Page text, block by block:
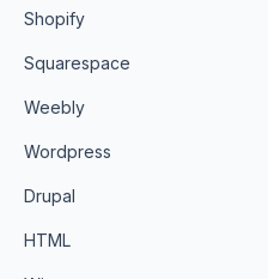
Shopify
Squarespace
Weebly
Wordpress
Drupal
HTML